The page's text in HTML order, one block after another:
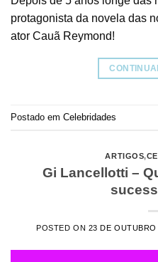
protagonista da novela das
ator Cauã Reymond!
Postado em Celebridades
ARTIGOS,
Gi Lancellotti –
POSTED ON 23 DE